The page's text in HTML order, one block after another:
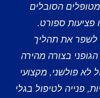
הסובלים
פציעות ספורט.
לשפר את תהליך
בצורה מהירה
לא פולשני, מקצועי
פנייה לטיפול בגלי